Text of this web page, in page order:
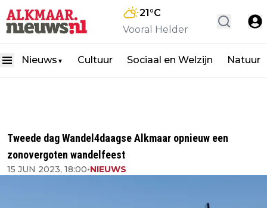
21°C
Vooral Helder
Nieuws ▼ Cultuur Sociaal en Welzijn Natuur
Tweede dag Wandel4daagse Alkmaar opnieuw een
zonovergoten wandelfeest
15 JUN 2023, 18:00•NIEUWS